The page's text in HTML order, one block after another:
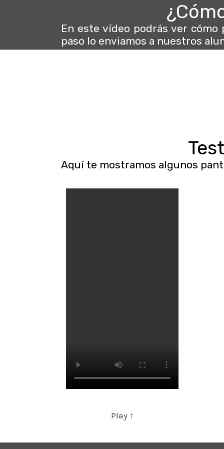
En este vídeo podrás ver
paso lo enviamos a nuestros
Aquí te mostramos algunos
Play ↑